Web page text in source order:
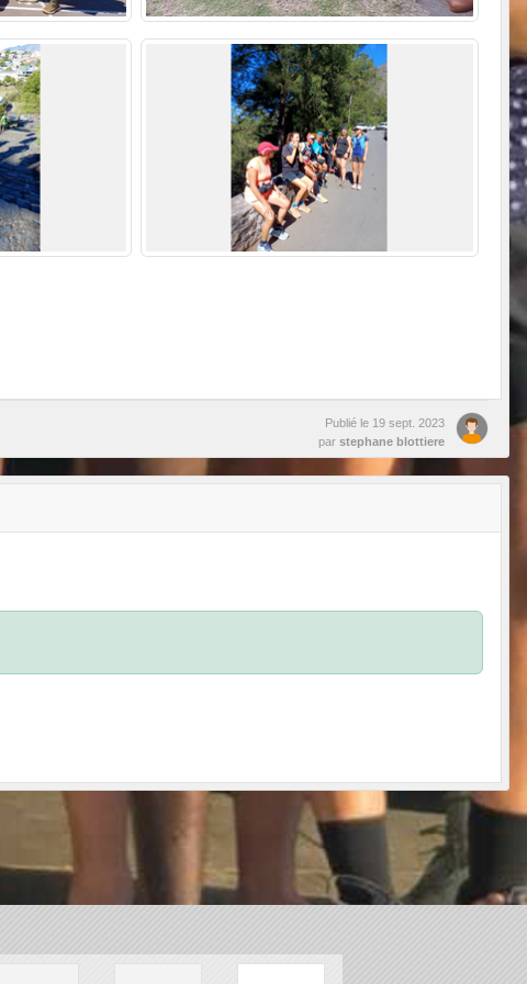
Publié le 19 sept. 2023
par stephane blottiere